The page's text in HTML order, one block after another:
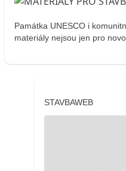
Památka UNESCO i
materiály nejsou jen pro
STAVBAWEB